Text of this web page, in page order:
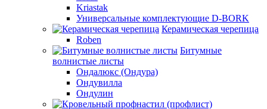
Kriastak
Универсальные комплектующие D-BORK
Керамическая черепица
Roben
Битумные
волнистые листы
Ондалюкс (Ондура)
Ондувилла
Ондулин